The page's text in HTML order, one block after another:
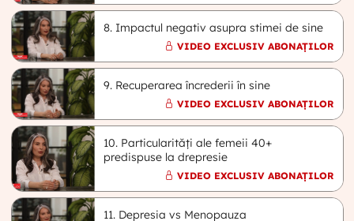
8. Impactul negativ asupra stimei de sine
VIDEO EXCLUSIV ABONAȚILOR
9. Recuperarea încrederii în sine
VIDEO EXCLUSIV ABONAȚILOR
10. Particularități ale femeii 40+
predispuse la drepresie
VIDEO EXCLUSIV ABONAȚILOR
11. Depresia vs Menopauza